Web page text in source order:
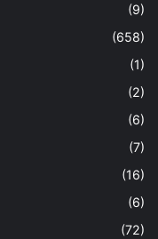
(9)
(658)
(1)
(2)
(6)
(7)
(16)
(6)
(72)